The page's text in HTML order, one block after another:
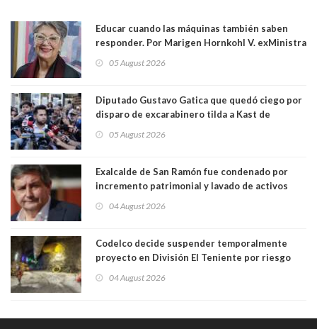
Educar cuando las máquinas también saben
responder. Por Marigen Hornkohl V. exMinistra
05 August 2026
Diputado Gustavo Gatica que quedó ciego por
disparo de excarabinero tilda a Kast de
absolución del exuniformado. Presidente DC
05 August 2026
Exalcalde de San Ramón fue condenado por
incremento patrimonial y lavado de activos
04 August 2026
Codelco decide suspender temporalmente
proyecto en División El Teniente por riesgo
04 August 2026